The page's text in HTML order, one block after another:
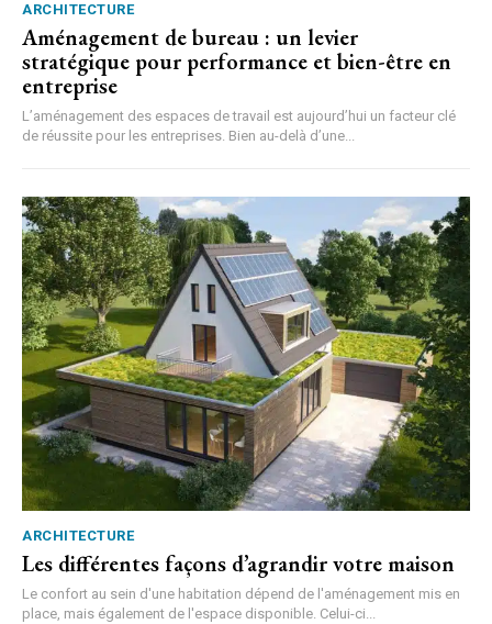
ARCHITECTURE
Aménagement de bureau : un levier
stratégique pour performance et bien-être en
entreprise
L’aménagement des espaces de travail est aujourd’hui un facteur clé
de réussite pour les entreprises. Bien au-delà d’une...
ARCHITECTURE
Les différentes façons d’agrandir votre maison
Le confort au sein d'une habitation dépend de l'aménagement mis en
place, mais également de l'espace disponible. Celui-ci...